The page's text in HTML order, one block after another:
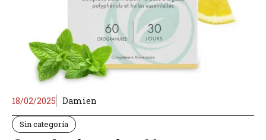
18/02/2025 Damien
Sin categoría